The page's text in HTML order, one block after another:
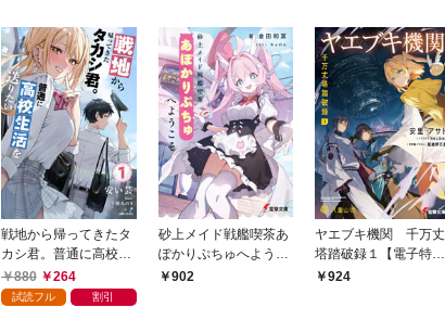
戦地から帰ってきたタ
カシ君。普通に高校生
活を送りたい【電子版
特典付】１
880 264
試読フル 割引
砂上メイド戦艦喫茶あ
ぽかりぷちゅへようこ
そ902
ヤエブキ機関 千万丈
塔踏破録１【電子特別
版】924